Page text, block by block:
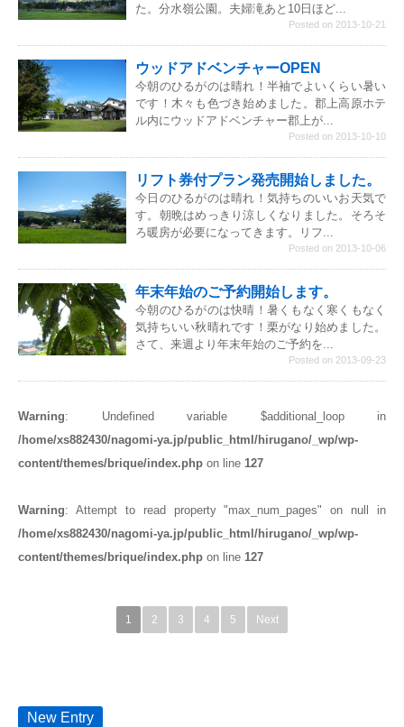
た。分水嶺公園。夫婦滝あと10日ほど...
Posted on 2013-10-21
ウッドアドベンチャーOPEN
今朝のひるがのは晴れ！半袖でよいくらい暑い
です！木々も色づき始めました。郡上高原ホテ
ル内にウッドアドベンチャー郡上が...
Posted on 2013-10-10
リフト券付プラン発売開始しました。
今日のひるがのは晴れ！気持ちのいいお天気で
す。朝晩はめっきり涼しくなりました。そろそ
ろ暖房が必要になってきます。リフ...
Posted on 2013-10-06
年末年始のご予約開始します。
今朝のひるがのは快晴！暑くもなく寒くもなく
気持ちいい秋晴れです！栗がなり始めました。
さて、来週より年末年始のご予約を...
Posted on 2013-09-23
Warning: Undefined variable $additional_loop in
/home/xs882430/nagomi-ya.jp/public_html/hirugano/_wp/wp-
content/themes/brique/index.php on line 127
Warning: Attempt to read property "max_num_pages" on null in
/home/xs882430/nagomi-ya.jp/public_html/hirugano/_wp/wp-
content/themes/brique/index.php on line 127
1 2 3 4 5 Next
New Entry